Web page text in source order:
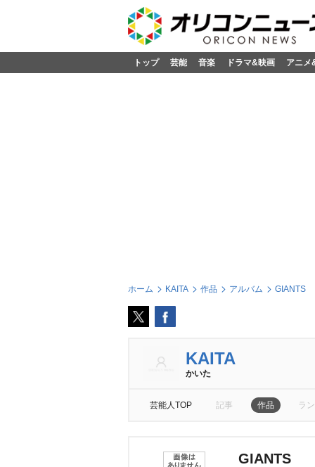
トップ 芸能 音楽 ドラマ&映画 アニメ
ホーム KAITA 作品 アルバム GIANTS
KAITA
かいた
芸能人TOP 記事 作品 ラ
GIANTS